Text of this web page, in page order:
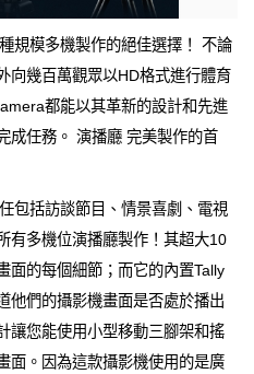
規模多機製作的絕佳選擇！ 不論
向幾百萬觀眾以HD格式進行體育
都能以其革新的設計和先進
成任務。 演播廳 完美製作的首
包括訪談節目、情景喜劇、電視
有多機位演播廳製作！其超大10
面的每個細節；而它的內置Tally
他們的攝影機畫面是否處於播出
讓您能使用小型移動三腳架和搖
面。因為這款攝影機使用的是廣